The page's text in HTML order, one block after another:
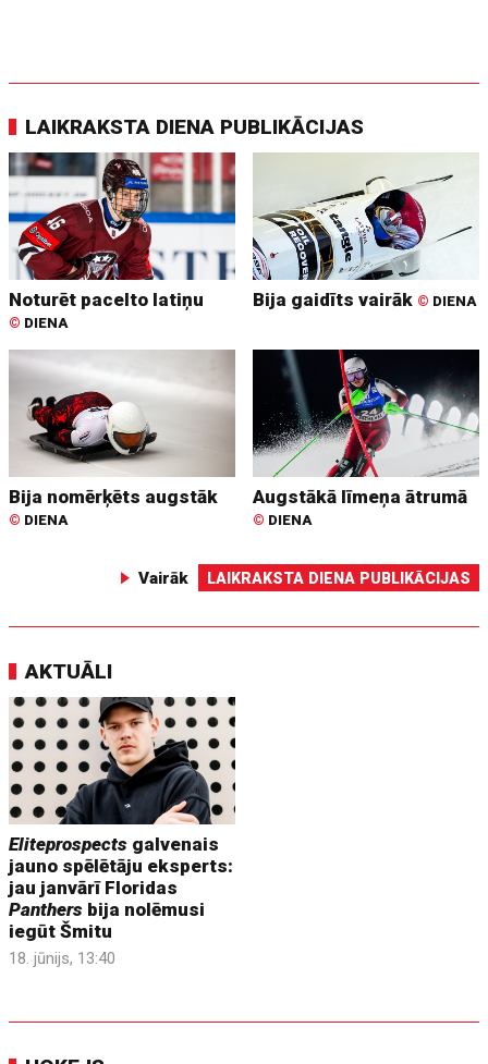
LAIKRAKSTA DIENA PUBLIKĀCIJAS
Noturēt pacelto latiņu
© DIENA
Bija gaidīts vairāk © DIENA
Bija nomērķēts augstāk
© DIENA
Augstākā līmeņa ātrumā
© DIENA
Vairāk LAIKRAKSTA DIENA PUBLIKĀCIJAS
AKTUĀLI
Eliteprospects galvenais
jauno spēlētāju eksperts:
jau janvārī Floridas
Panthers bija nolēmusi
iegūt Šmitu
18. jūnijs, 13:40